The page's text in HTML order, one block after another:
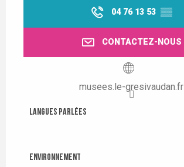
04 76 13 53 ▒▒
CONTACTEZ-NOUS
musees.le-gresivaudan.fr
Langues parlées
Langues parlées
Environnement
Environnement